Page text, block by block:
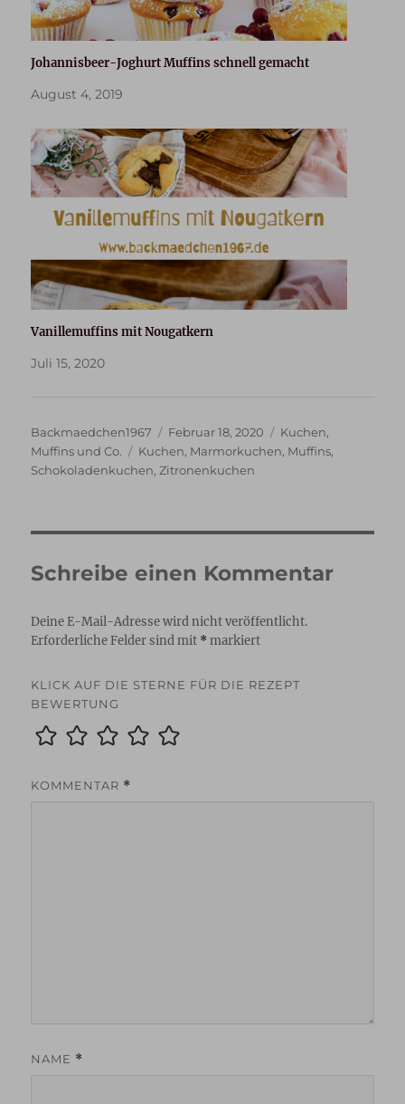
Johannisbeer-Joghurt Muffins schnell gemacht
August 4, 2019
Vanillemuffins mit Nougatkern
Juli 15, 2020
Autor
Backmaedchen1967
Veröffentlicht
am
Februar 18, 2020 Kategorien
Kuchen,
Muffins und Co.
Schlagwörter
Kuchen, Marmorkuchen, Muffins,
Schokoladenkuchen,Zitronenkuchen
Schreibe einen Kommentar
Deine E-Mail-Adresse wird nicht veröffentlicht.
Erforderliche Felder sind mit *markiert
KLICK AUF DIE STERNE FÜR DIE REZEPT
BEWERTUNG
KOMMENTAR *
NAME *